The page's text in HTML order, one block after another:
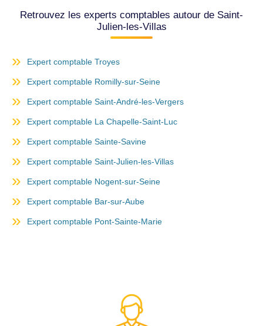
Retrouvez les experts comptables autour de Saint-
Julien-les-Villas
Expert comptable Troyes
Expert comptable Romilly-sur-Seine
Expert comptable Saint-André-les-Vergers
Expert comptable La Chapelle-Saint-Luc
Expert comptable Sainte-Savine
Expert comptable Saint-Julien-les-Villas
Expert comptable Nogent-sur-Seine
Expert comptable Bar-sur-Aube
Expert comptable Pont-Sainte-Marie